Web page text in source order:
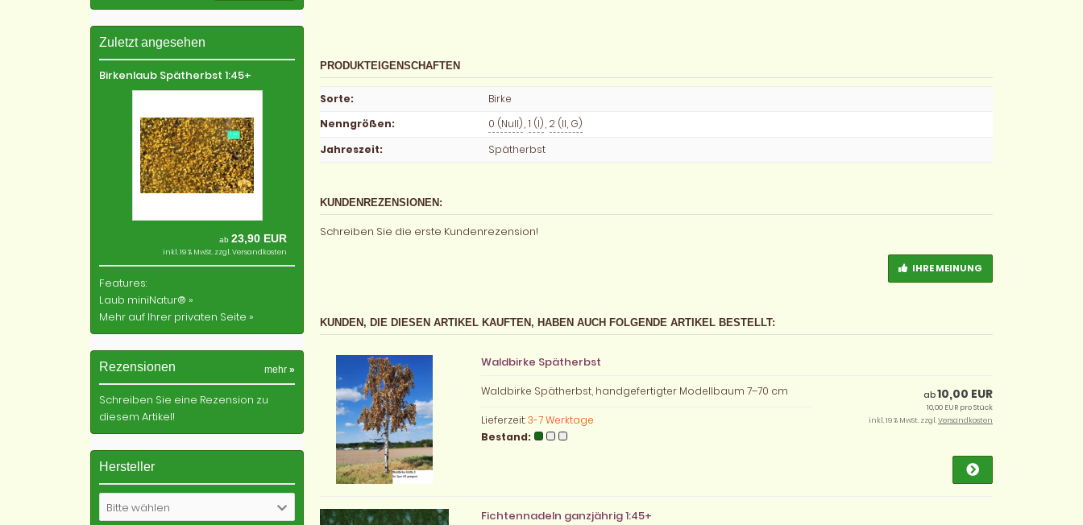
PRODUKTEIGENSCHAFTEN
Sorte:
Birke
Nenngrößen: 0 (Null), 1 (I), 2 (II, G)
Jahreszeit: Spätherbst
KUNDENREZENSIONEN:
Schreiben Sie die erste Kundenrezension!
IHRE MEINUNG
KUNDEN, DIE DIESEN ARTIKEL KAUFTEN, HABEN AUCH FOLGENDE ARTIKEL BESTELLT:
Waldbirke Spätherbst
Waldbirke Spätherbst, handgefertigter Modellbaum 7–70 cm
Lieferzeit:3-7 Werktage
Bestand:
ab10,00 EUR
10,00 EUR pro Stück
inkl. 19 % MwSt. zzgl.Versandkosten
Fichtennadeln ganzjährig 1:45+
Zuletzt angesehen
Birkenlaub Spätherbst 1:45+
ab 23,90 EUR
inkl. 19 % MwSt. zzgl.Versandkosten
Features:
Laub miniNatur® »
Mehr auf Ihrer privaten Seite »
Rezensionen mehr »
Schreiben Sie eine Rezension zu
diesem Artikel!
Hersteller
Bitte wählen